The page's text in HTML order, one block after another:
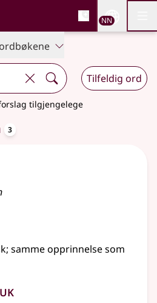
og
NN
Tilfeldig ord
tilgjengelege
3
; samme opprinnelse som